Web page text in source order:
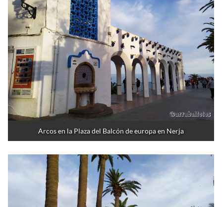
Arcos en la Plaza del Balcón de europa en Nerja